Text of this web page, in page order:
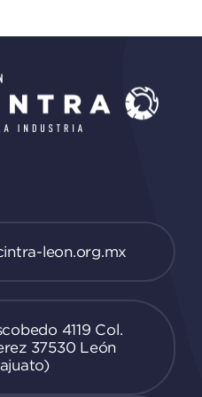
leon.org.mx
4119 Col.
37530 León